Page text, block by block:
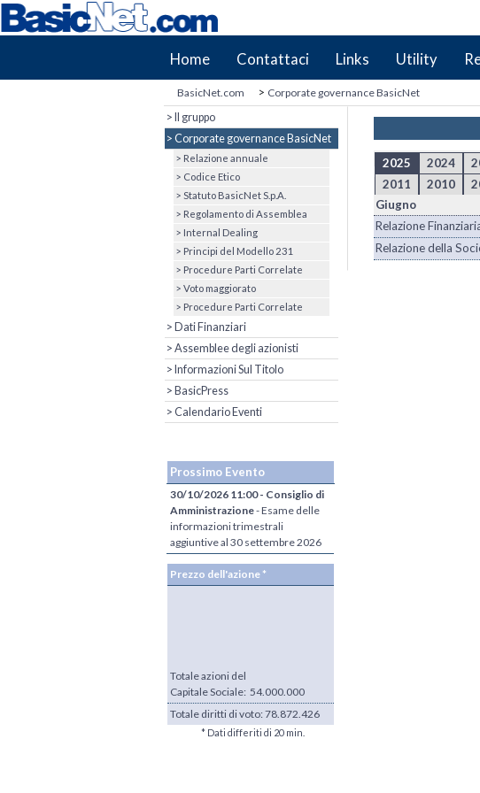
Home Contattaci Links Utility
BasicNet.com > Corporate governance BasicNet
2025 2024
2011
2010
Giugno
Relazione
Relazione della
> Il gruppo
> Corporate governance BasicNet
> Relazione annuale
> Codice Etico
> Statuto BasicNet S.p.A.
> Regolamento di Assemblea
> Internal Dealing
> Principi del Modello 231
> Procedure Parti Correlate
> Voto maggiorato
> Procedure Parti Correlate
> Dati Finanziari
> Assemblee degli azionisti
> Informazioni Sul Titolo
> BasicPress
> Calendario Eventi
Prossimo Evento
30/10/2026 11:00 - Consiglio di
Amministrazione- Esame delle
informazioni trimestrali
aggiuntive al 30 settembre 2026
Prezzo dell'azione *
Totale azioni del
Capitale Sociale: 54.000.000
Totale diritti di voto:78.872.426
* Dati differiti di 20 min.